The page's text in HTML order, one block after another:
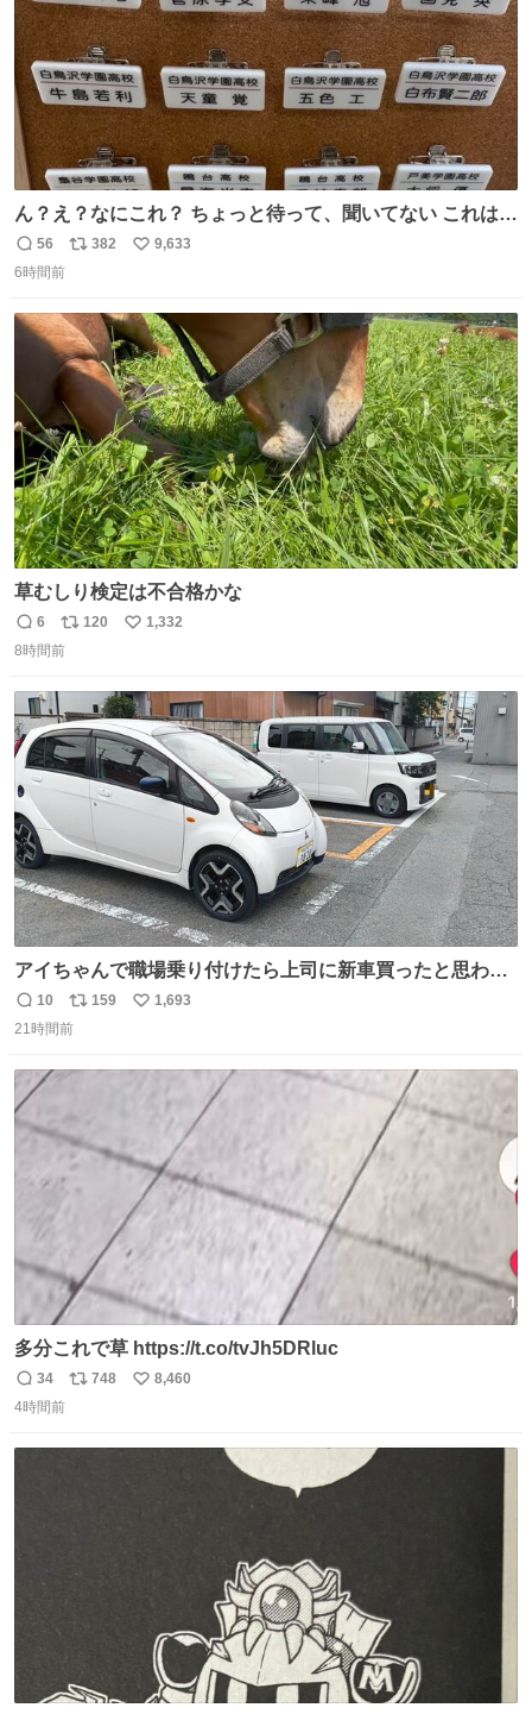
ん？え？なにこれ？ ちょっと待って、聞いてない これは販
売されているのもですか？
返
信
56
リ
ト
数
382
い
数
9,633
6時間前
草むしり検定は不合格かな
返
信
6
リ
ポ
ト
数
120
い
数
1,332
8時間前
アイちゃんで職場乗り付けたら上司に新車買ったと思われ
たの嬉しすぎる。 20年落ちの車もやりようによっては新車
っぽく見えるってことよ。 令和の車の横に並べても違和感
返
信
10
リ
ポ
159
い
1,693
21時間前
多分これで草 https://t.co/tvJh5DRluc
返
信
34
リ
748
い
8,460
4時間前